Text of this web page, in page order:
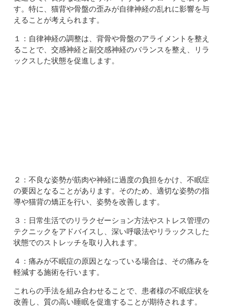
す。特に、猫背や骨盤の歪みが自律神経の乱れに影響を与
えることが考えられます。
１：自律神経の調整は、背骨や骨盤のアライメントを整え
ることで、交感神経と副交感神経のバランスを整え、リラ
ックスした状態を促進します。
２：不良な姿勢が筋肉や神経に過度の負担をかけ、不眠症
の要因となることがあります。そのため、適切な姿勢の指
導や猫背の矯正を行い、姿勢を改善します。
３：日常生活でのリラクゼーション方法やストレス管理の
テクニックをアドバイスし、深い呼吸法やリラックスした
状態でのストレッチを取り入れます。
４：痛みが不眠症の原因となっている場合は、その痛みを
軽減する施術を行います。
これらの手法を組み合わせることで、患者様の不眠症状を
改善し、質の高い睡眠を促進することが期待されます。